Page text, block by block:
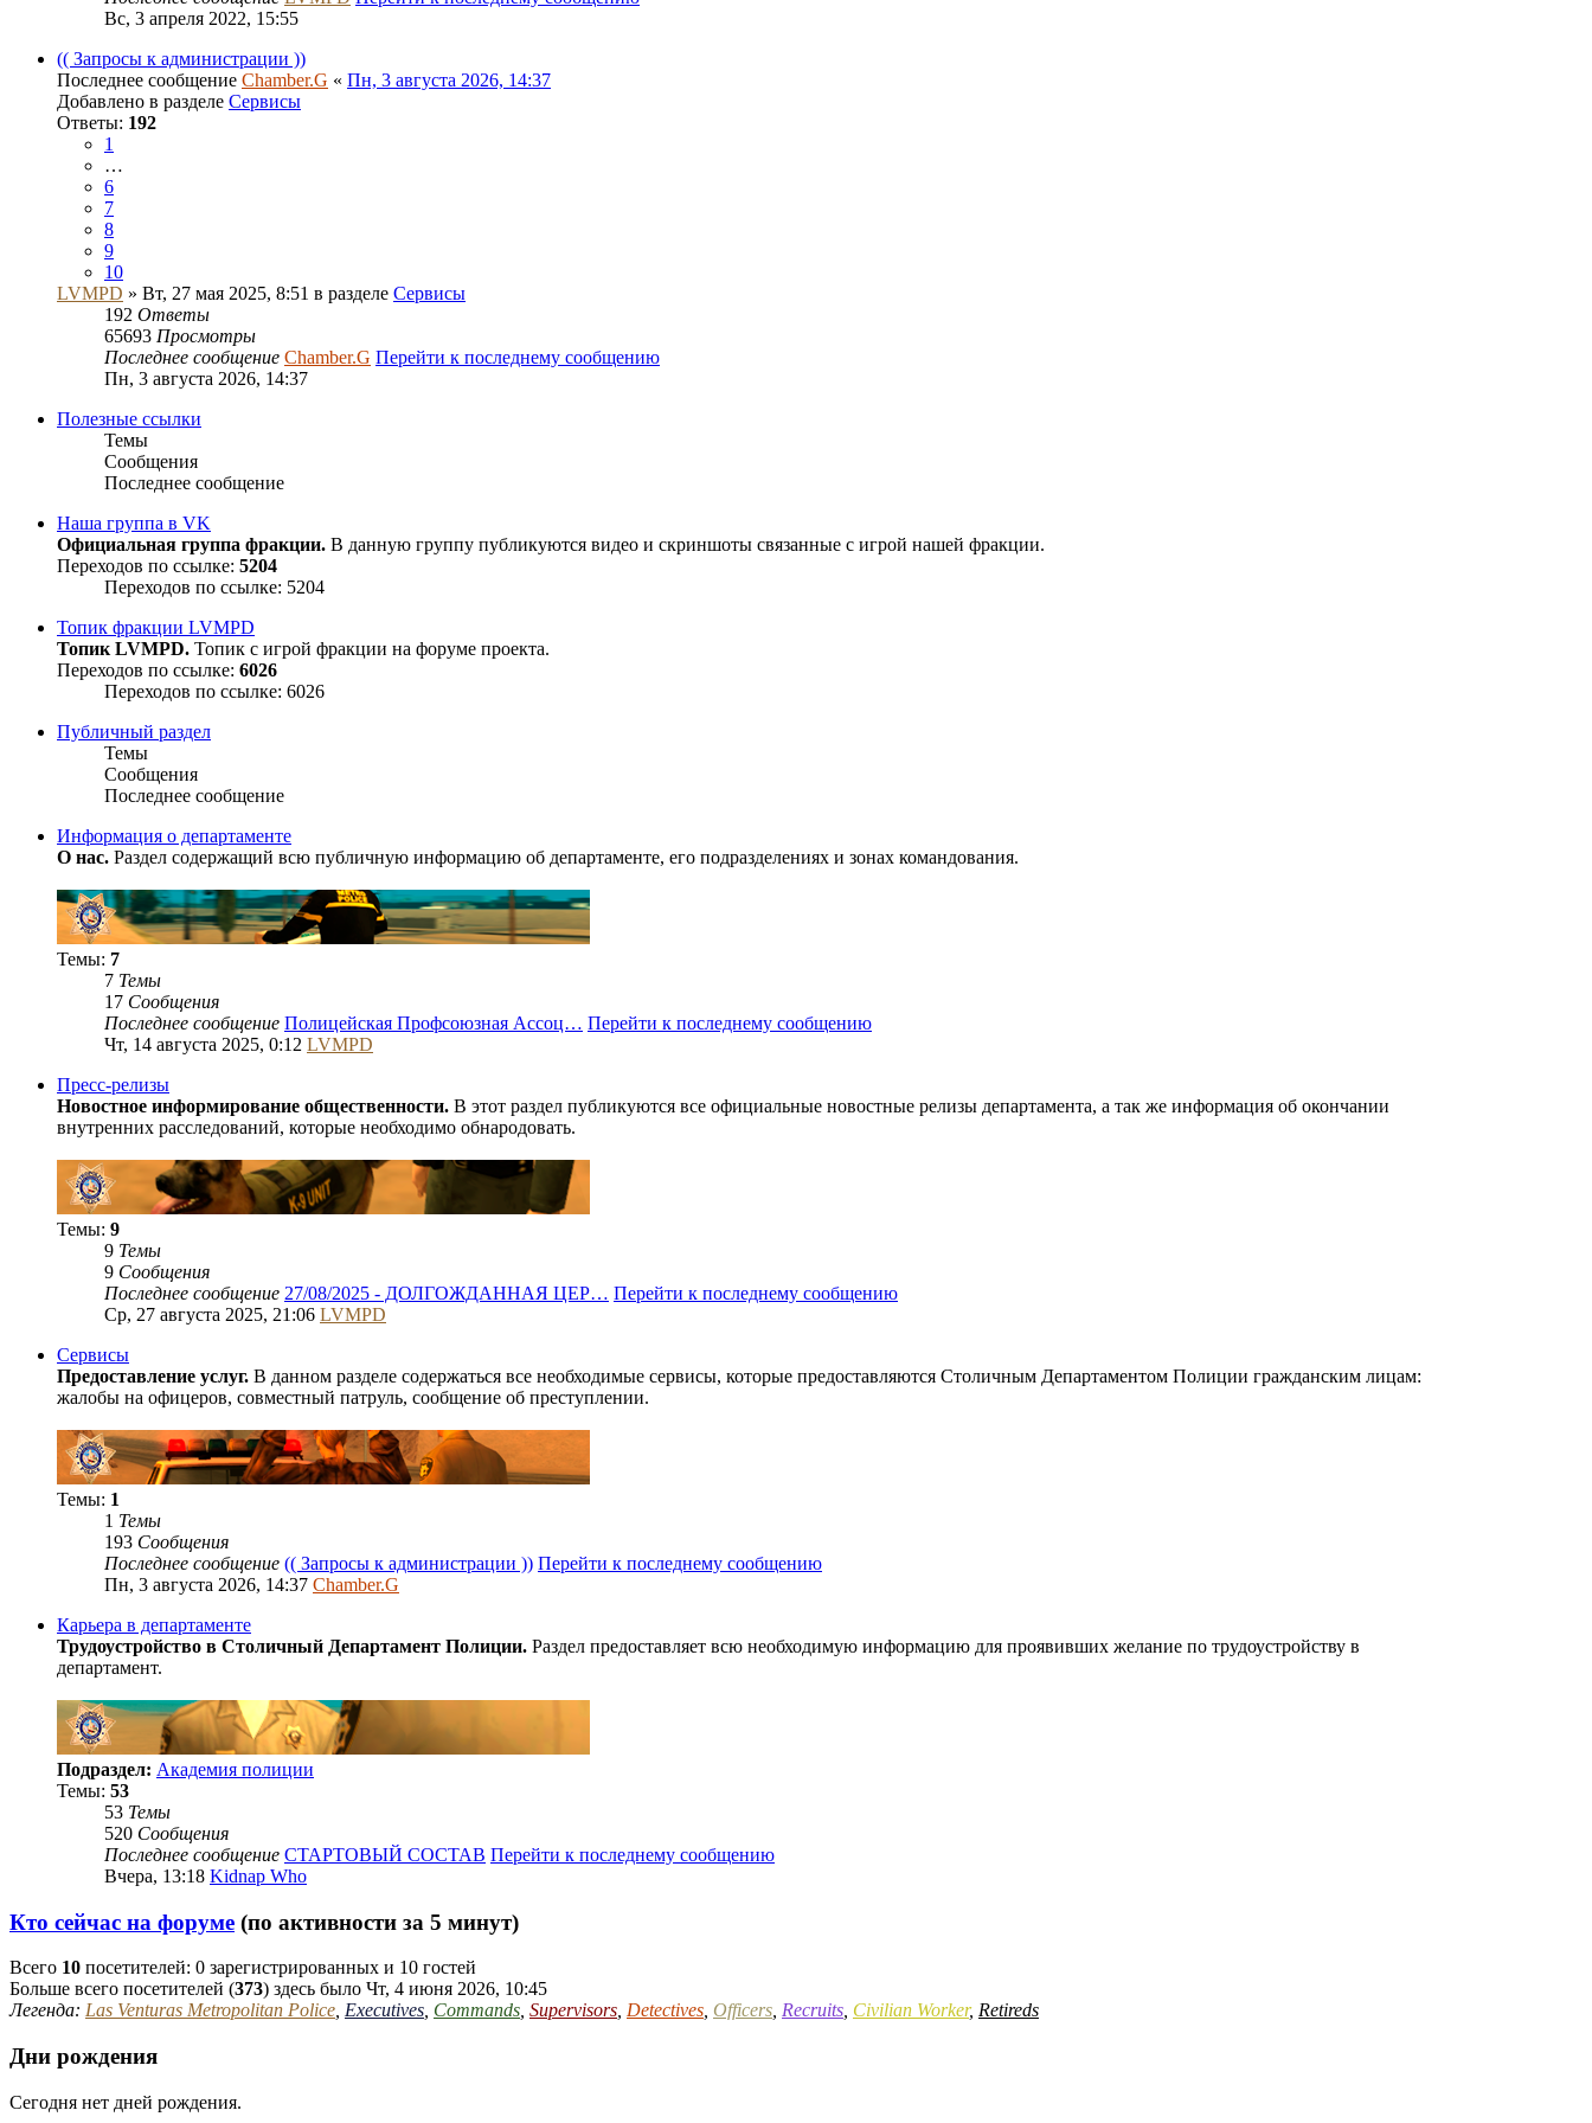
Вс, 3 апреля 2022, 15:55
(( Запросы к администрации ))
Последнее сообщение Chamber.G « Пн, 3 августа 2026, 14:37
Добавлено в разделе Сервисы
Ответы: 192
1
…
6
7
8
9
10
LVMPD » Вт, 27 мая 2025, 8:51 в разделе Сервисы
192 Ответы
65693 Просмотры
Последнее сообщение Chamber.G Перейти к последнему сообщению
Пн, 3 августа 2026, 14:37
Полезные ссылки
Темы
Сообщения
Последнее сообщение
Наша группа в VK
Официальная группа фракции. В данную группу публикуются видео и скриншоты связанные с игрой нашей фракции.
Переходов по ссылке: 5204
Переходов по ссылке: 5204
Топик фракции LVMPD
Топик LVMPD. Топик с игрой фракции на форуме проекта.
Переходов по ссылке: 6026
Переходов по ссылке: 6026
Публичный раздел
Темы
Сообщения
Последнее сообщение
Информация о департаменте
О нас. Раздел содержащий всю публичную информацию об департаменте, его подразделениях и зонах командования.
Темы: 7
7 Темы
17 Сообщения
Последнее сообщение Полицейская Профсоюзная Ассоц… Перейти к последнему сообщению
Чт, 14 августа 2025, 0:12 LVMPD
Пресс-релизы
Новостное информирование общественности. В этот раздел публикуются все официальные новостные релизы департамента, а так же информация об окончании
внутренних расследований, которые необходимо обнародовать.
Темы: 9
9 Темы
9 Сообщения
Последнее сообщение 27/08/2025 - ДОЛГОЖДАННАЯ ЦЕР… Перейти к последнему сообщению
Ср, 27 августа 2025, 21:06 LVMPD
Сервисы
Предоставление услуг. В данном разделе содержаться все необходимые сервисы, которые предоставляются Столичным Департаментом Полиции гражданским лицам:
жалобы на офицеров, совместный патруль, сообщение об преступлении.
Темы: 1
1 Темы
193 Сообщения
Последнее сообщение (( Запросы к администрации )) Перейти к последнему сообщению
Пн, 3 августа 2026, 14:37 Chamber.G
Карьера в департаменте
Трудоустройство в Столичный Департамент Полиции. Раздел предоставляет всю необходимую информацию для проявивших желание по трудоустройству в
департамент.
Подраздел: Академия полиции
Темы: 53
53 Темы
520 Сообщения
Последнее сообщение СТАРТОВЫЙ СОСТАВ Перейти к последнему сообщению
Вчера, 13:18 Kidnap Who
Кто сейчас на форуме (по активности за 5 минут)
Всего 10 посетителей: 0 зарегистрированных и 10 гостей
Больше всего посетителей (373) здесь было Чт, 4 июня 2026, 10:45
Легенда: Las Venturas Metropolitan Police Executives Commands Supervisors Detectives Officers Recruits Civilian Worker, Retireds
Дни рождения
Сегодня нет дней рождения.